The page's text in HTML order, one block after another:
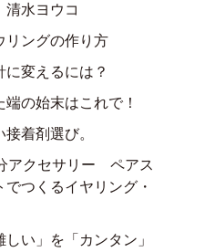
水ヨウコ
リングの作り方
に変えるには？
端の始末はこれで！
着剤選び。
アクセサリー ペアス
でつくるイヤリング・
い」を「カンタン」